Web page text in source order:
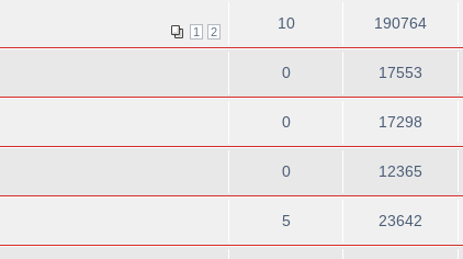
1 2 10 190764
0 17553
0 17298
0 12365
5 23642